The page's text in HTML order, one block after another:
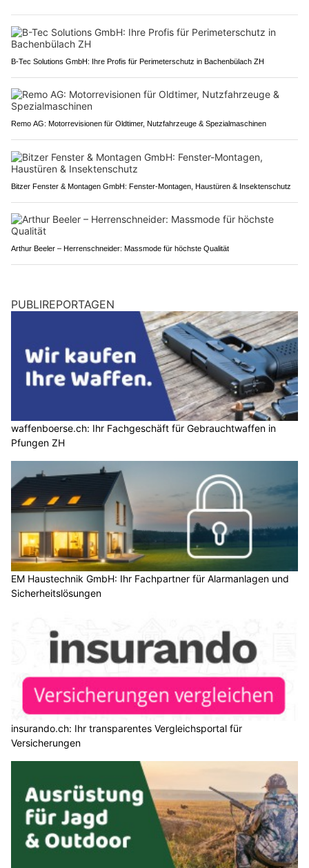
B-Tec Solutions GmbH: Ihre Profis für Perimeterschutz in Bachenbülach ZH
Remo AG: Motorrevisionen für Oldtimer, Nutzfahrzeuge & Spezialmaschinen
Bitzer Fenster & Montagen GmbH: Fenster-Montagen, Haustüren & Insektenschutz
Arthur Beeler – Herrenschneider: Massmode für höchste Qualität
PUBLIREPORTAGEN
waffenboerse.ch: Ihr Fachgeschäft für Gebrauchtwaffen in
Pfungen ZH
EM Haustechnik GmbH: Ihr Fachpartner für Alarmanlagen und
Sicherheitslösungen
insurando.ch: Ihr transparentes Vergleichsportal für
Versicherungen